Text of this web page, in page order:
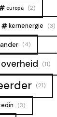
europa (2)
kernenergie (3)
(4)
overheid (11)
(21)
(3)